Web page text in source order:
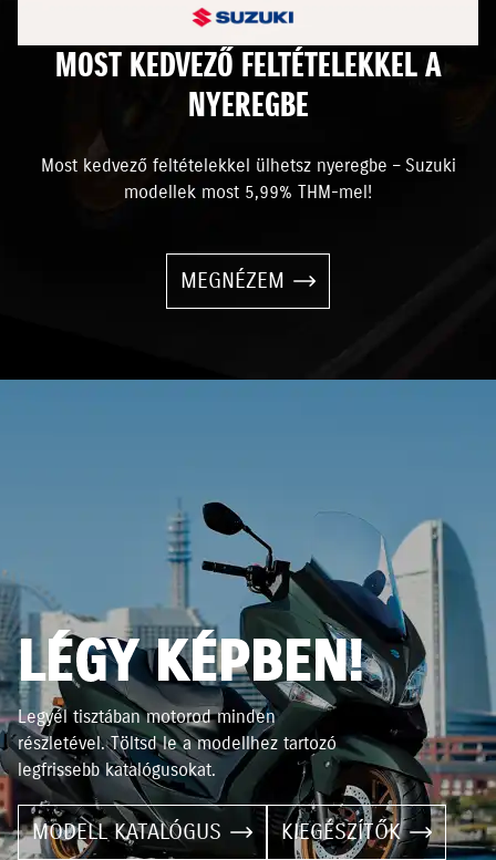
MOST KEDVEZŐ FELTÉTELEKKEL A
NYEREGBE
Most kedvező feltételekkel ülhetsz nyeregbe – Suzuki
modellek most 5,99% THM-mel!
MEGNÉZEM
LÉGY KÉPBEN!
Legyél tisztában motorod minden
részletével. Töltsd le a modellhez tartozó
legfrissebb katalógusokat.
MODELL KATALÓGUS
KIEGÉSZÍTŐK